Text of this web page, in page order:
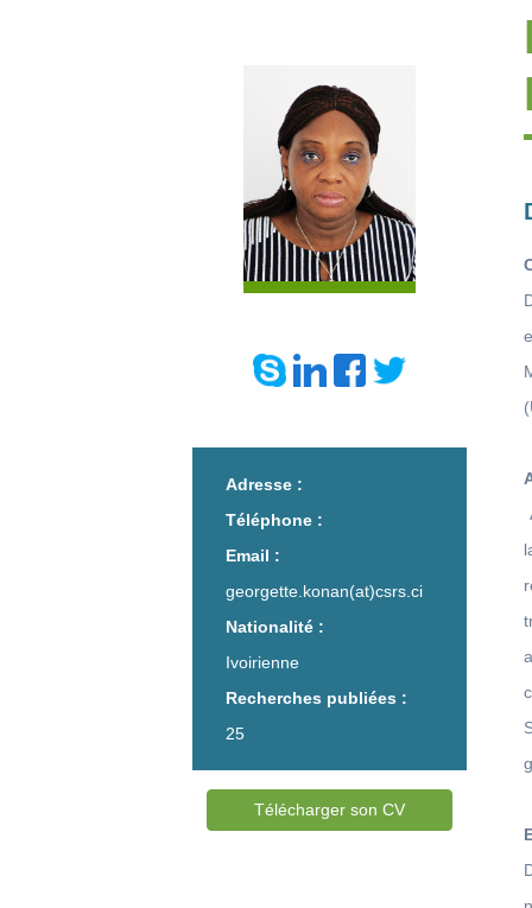
Adresse :
Téléphone :
Email :
georgette.konan(at)csrs.ci
Nationalité :
Ivoirienne
Recherches publiées :
25
Télécharger son CV